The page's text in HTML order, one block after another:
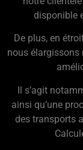
disponible
De plus, en
nous
Il s’agit
ainsi qu’une
des transports